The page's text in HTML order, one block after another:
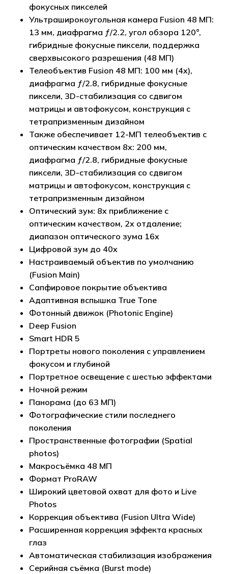
Корзина пуста.
фокусных пикселей
Ультраширокоугольная камера Fusion 48 МП:
13 мм, диафрагма ƒ/2.2, угол обзора 120°,
гибридные фокусные пиксели, поддержка
сверхвысокого разрешения (48 МП)
Телеобъектив Fusion 48 МП: 100 мм (4x),
диафрагма ƒ/2.8, гибридные фокусные
пиксели, 3D-стабилизация со сдвигом
матрицы и автофокусом, конструкция с
тетрапризменным дизайном
Также обеспечивает 12-МП телеобъектив с
оптическим качеством 8x: 200 мм,
диафрагма ƒ/2.8, гибридные фокусные
пиксели, 3D-стабилизация со сдвигом
матрицы и автофокусом, конструкция с
тетрапризменным дизайном
Оптический зум: 8x приближение с
оптическим качеством, 2x отдаление;
диапазон оптического зума 16x
Цифровой зум до 40x
Настраиваемый объектив по умолчанию
(Fusion Main)
Сапфировое покрытие объектива
Адаптивная вспышка True Tone
Фотонный движок (Photonic Engine)
Deep Fusion
Smart HDR 5
Портреты нового поколения с управлением
фокусом и глубиной
Портретное освещение с шестью эффектами
Ночной режим
Панорама (до 63 МП)
Фотографические стили последнего
поколения
Пространственные фотографии (Spatial
photos)
Макросъёмка 48 МП
Формат ProRAW
Широкий цветовой охват для фото и Live
Photos
Коррекция объектива (Fusion Ultra Wide)
Расширенная коррекция эффекта красных
глаз
Автоматическая стабилизация изображения
Серийная съёмка (Burst mode)